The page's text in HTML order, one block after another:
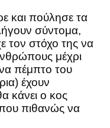
και πούλησε τα
σύντομα,
τον στόχο της να
μέχρι
πέμπτο του
έχουν
κάνει ο κος
πιθανώς να